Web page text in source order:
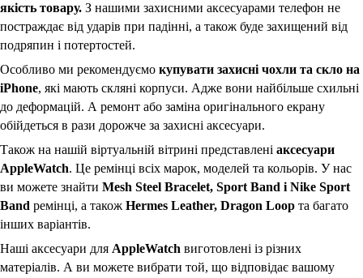
якість товару. З нашими захисними аксесуарами телефон не
постраждає від ударів при падінні, а також буде захищений від
подряпин і потертостей.
Особливо ми рекомендуємо купувати захисні чохли та скло на
iPhone, які мають скляні корпуси. Адже вони найбільше схильні
до деформацій. А ремонт або заміна оригінального екрану
обійдеться в рази дорожче за захисні аксесуари.
Також на нашій віртуальній вітрині представлені аксесуари
AppleWatch. Це ремінці всіх марок, моделей та кольорів. У нас
ви можете знайти Mesh Steel Bracelet, Sport Band і Nike Sport
Band ремінці, а також Hermеs Leather, Dragon Loop та багато
інших варіантів.
Наші аксесуари для AppleWatch виготовлені із різних
матеріалів. А ви можете вибрати той, що відповідає вашому